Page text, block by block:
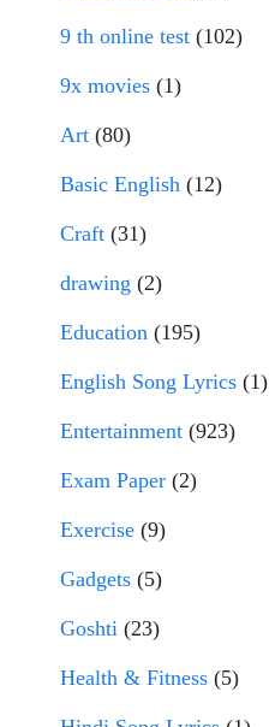
9 th online test (102)
9x movies (1)
Art (80)
Basic English (12)
Craft (31)
drawing (2)
Education (195)
English Song Lyrics (1)
Entertainment (923)
Exam Paper (2)
Exercise (9)
Gadgets (5)
Goshti (23)
Health & Fitness (5)